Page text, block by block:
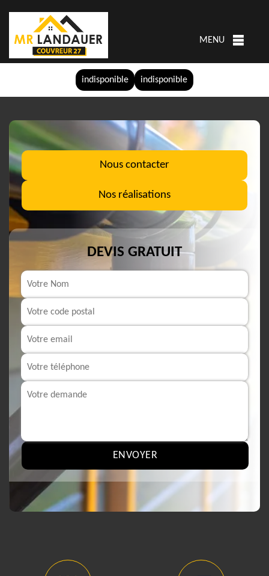
indisponible indisponible
MENU
Nous contacter
Nos réalisations
DEVIS GRATUIT